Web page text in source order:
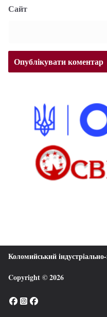
Сайт
Коломийський
Copyright © 2026